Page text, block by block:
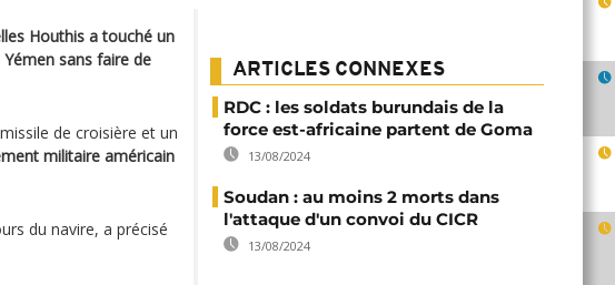
Houthis a touché un
sans faire de
de croisière et un
militaire américain
du navire, a précisé
ARTICLES CONNEXES
RDC : les soldats burundais de la
force est-africaine partent de Goma
13/08/2024
Soudan : au moins 2 morts dans
l'attaque d'un convoi du CICR
13/08/2024